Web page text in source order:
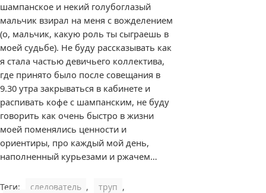
шампанское и некий голубоглазый
мальчик взирал на меня с вожделением
(о, мальчик, какую роль ты сыграешь в
моей судьбе). Не буду рассказывать как
я стала частью девичьего коллектива,
где принято было после совещания в
9.30 утра закрываться в кабинете и
распивать кофе с шампанским, не буду
говорить как очень быстро в жизни
моей поменялись ценности и
ориентиры, про каждый мой день,
наполненный курьезами и ржачем…
Теги: следователь , труп ,